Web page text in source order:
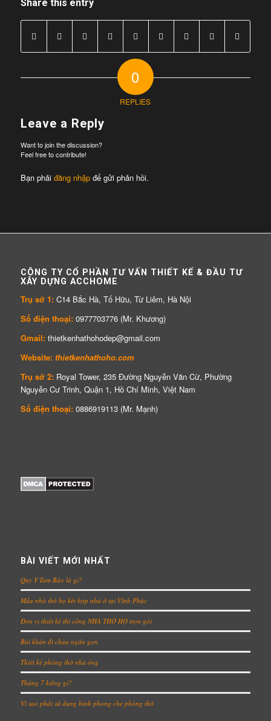
Share this entry
0
REPLIES
Leave a Reply
Want to join the discussion?
Feel free to contribute!
Bạn phải đăng nhậpđể gửi phản hồi.
CÔNG TY CỔ PHẦN TƯ VẤN THIẾT KẾ & ĐẦU TƯ
XÂY DỰNG ACCHOME
Trụ sở 1:C14 Bắc Hà, Tố Hữu, Từ Liêm, Hà Nội
Số điện thoại:0977703776 (Mr. Khương)
Gmail:thietkenhathohodep@gmail.com
Website:thietkenhathoho.com
Trụ sở 2:Royal Tower, 235 Đường Nguyễn Văn Cừ, Phường
Nguyễn Cư Trinh, Quận 1, Hồ Chí Minh, Việt Nam
Số điện thoại:0886919113 (Mr. Mạnh)
BÀI VIẾT MỚI NHẤT
Quy Y Tam Bảo là gì?
Mẫu nhà thờ họ kết hợp nhà ở tại Vĩnh Phúc
Đơn vị thiết kế thi công NHÀ THỜ HỌ trọn gói
Bài khấn đi chùa ngắn gọn
Thiết kế phòng thờ nhà ống
Tháng 7 kiêng gì?
Vì sao phải sử dụng bình phong che phòng thờ